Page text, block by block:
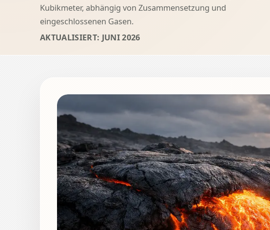
Kubikmeter, abhängig von Zusammensetzung und
eingeschlossenen Gasen.
AKTUALISIERT: JUNI 2026